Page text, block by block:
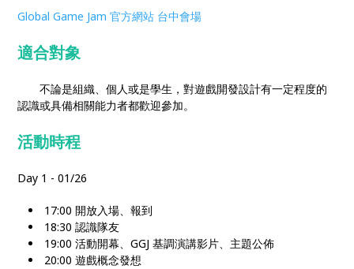
Global Game Jam 官方網站 台中會場
適合對象
不論是組織、個人或是學生，對遊戲開發設計有一定程度的
認識或具備相關能力者都歡迎參加。
活動時程
Day 1 - 01/26
17:00 開放入場、報到
18:30 認識隊友
19:00 活動開幕、GGJ 基調演講影片、主題公佈
20:00 遊戲概念發想